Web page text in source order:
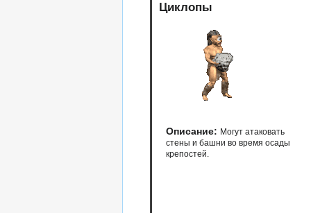
Циклопы
Описание: Могут атаковать
стены и башни во время осады
крепостей.